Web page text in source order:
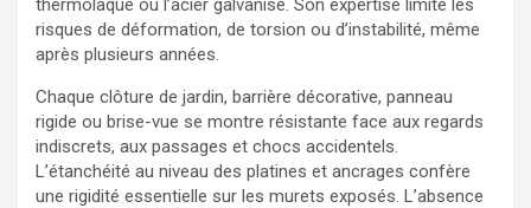
risques de déformation, de torsion ou d’instabilité, même
après plusieurs années.
Chaque clôture de jardin, barrière décorative, panneau
rigide ou brise-vue se montre résistante face aux regards
indiscrets, aux passages et chocs accidentels.
L’étanchéité au niveau des platines et ancrages confère
une rigidité essentielle sur les murets exposés. L’absence